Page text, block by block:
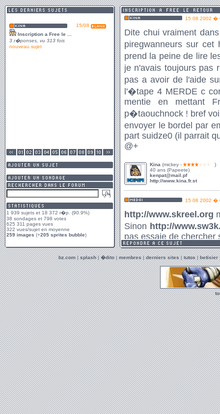
1 939 sujets et 18 372 r�p. (90.9%)
38 sondages et 798 votes
625 311 pages vues
322 vues/sujet en moyenne
259 images (+205 sprites bubble)
bz.com | splash | �dito | membres | derniers sites | tutos | betisier